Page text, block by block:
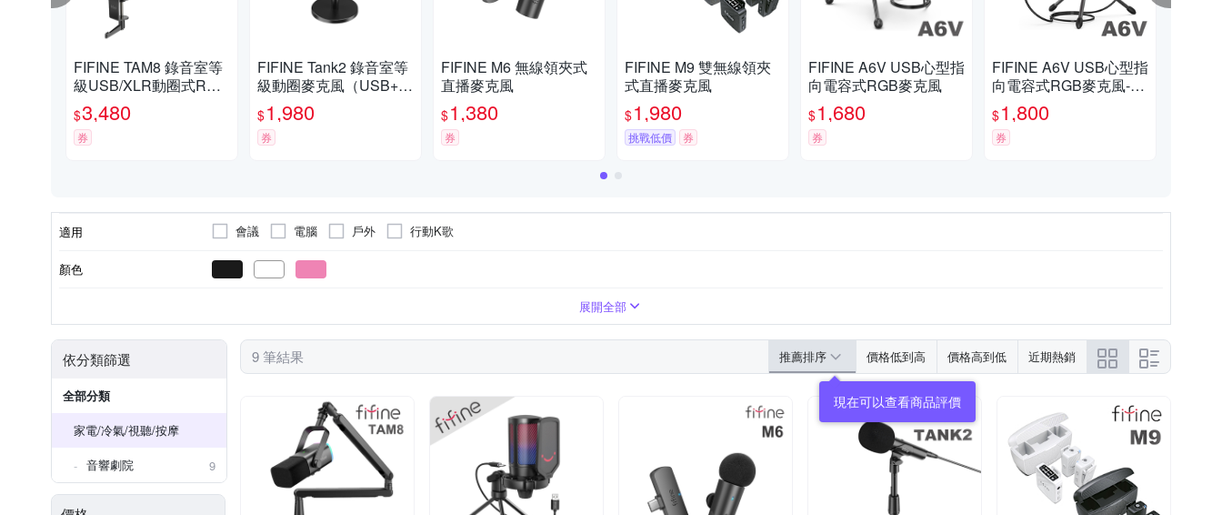
FIFINE TAM8 錄音室等
級USB/XLR動圈式RGB
麥克風懸臂組
$3,480
券
FIFINE Tank2 錄音室等
級動圈麥克風（USB+X
LR）
$1,980
券
FIFINE M6 無線領夾式
直播麥克風
$1,380
券
FIFINE M9 雙無線領夾
式直播麥克風
$1,980
挑戰低價 券
FIFINE A6V USB心型指
向電容式RGB麥克風
$1,680
券
FIFINE A6V USB心型指
向電容式RGB麥克風-粉
色款
$1,800
券
適用 會議 電腦 戶外 行動K歌
顏色
展開全部
依分類篩選
全部分類
家電/冷氣/視聽/按摩
音響劇院
9
9 筆結果 推薦排序 價格低到高 價格高到低 近期熱銷
現在可以查看商品評價